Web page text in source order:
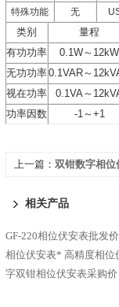
特殊功能 无
类别
量程
有功功率
0.1W～12kW
无功功率0.1VAR～
视在功率
0.1VA～
功率因数
-1～+1
上一篇： 双钳数字相位
相关产品
GF-220相位伏安表批发价
相位伏安表* 高精度相位
字双钳相位伏安表采购价